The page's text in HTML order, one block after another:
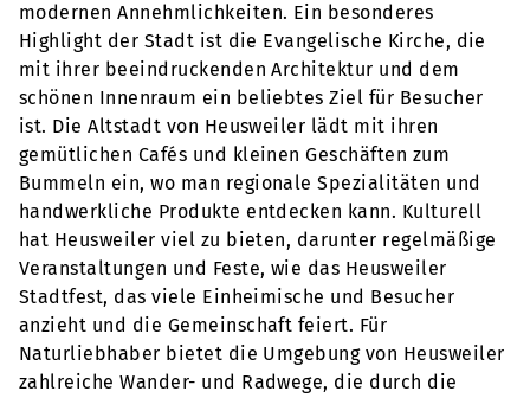
modernen Annehmlichkeiten. Ein besonderes
Highlight der Stadt ist die Evangelische Kirche, die
mit ihrer beeindruckenden Architektur und dem
schönen Innenraum ein beliebtes Ziel für Besucher
ist. Die Altstadt von Heusweiler lädt mit ihren
gemütlichen Cafés und kleinen Geschäften zum
Bummeln ein, wo man regionale Spezialitäten und
handwerkliche Produkte entdecken kann. Kulturell
hat Heusweiler viel zu bieten, darunter regelmäßige
Veranstaltungen und Feste, wie das Heusweiler
Stadtfest, das viele Einheimische und Besucher
anzieht und die Gemeinschaft feiert. Für
Naturliebhaber bietet die Umgebung von Heusweiler
zahlreiche Wander- und Radwege, die durch die